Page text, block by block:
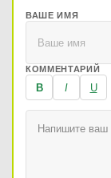
ВАШЕ ИМЯ
КОММЕНТАРИЙ
B I U